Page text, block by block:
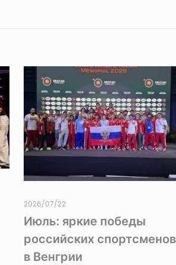
2026/07/22
Июль: яркие победы
российских спортсменов
в Венгрии